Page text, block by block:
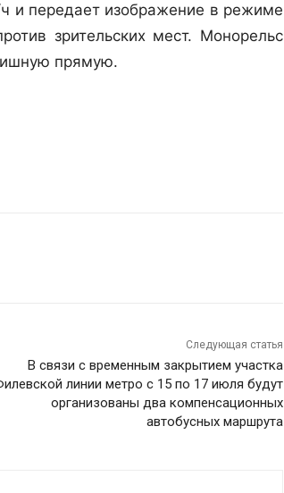
и передает изображение в режиме
зрительских мест. Монорельс
прямую.
Следующая статья
В связи с временным закрытием участка
линии метро с 15 по 17 июля будут
организованы два компенсационных
автобусных маршрута